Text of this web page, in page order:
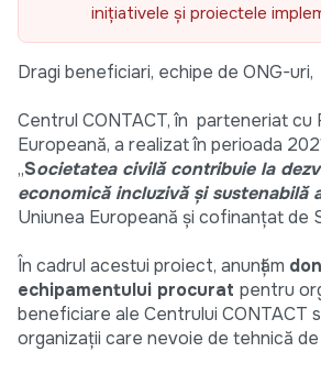
inițiativele și proiectele
Dragi beneficiari, echipe de ONG-uri,
Centrul CONTACT, în parteneriat cu
Europeană, a realizat în perioada
„Societatea civilă contribuie la
economică incluzivă și sustenabilă
Uniunea Europeană și cofinanțat de
În cadrul acestui proiect, anunțăm
echipamentului procurat pentru
beneficiare ale Centrului CONTACT
organizații care nevoie de tehnică